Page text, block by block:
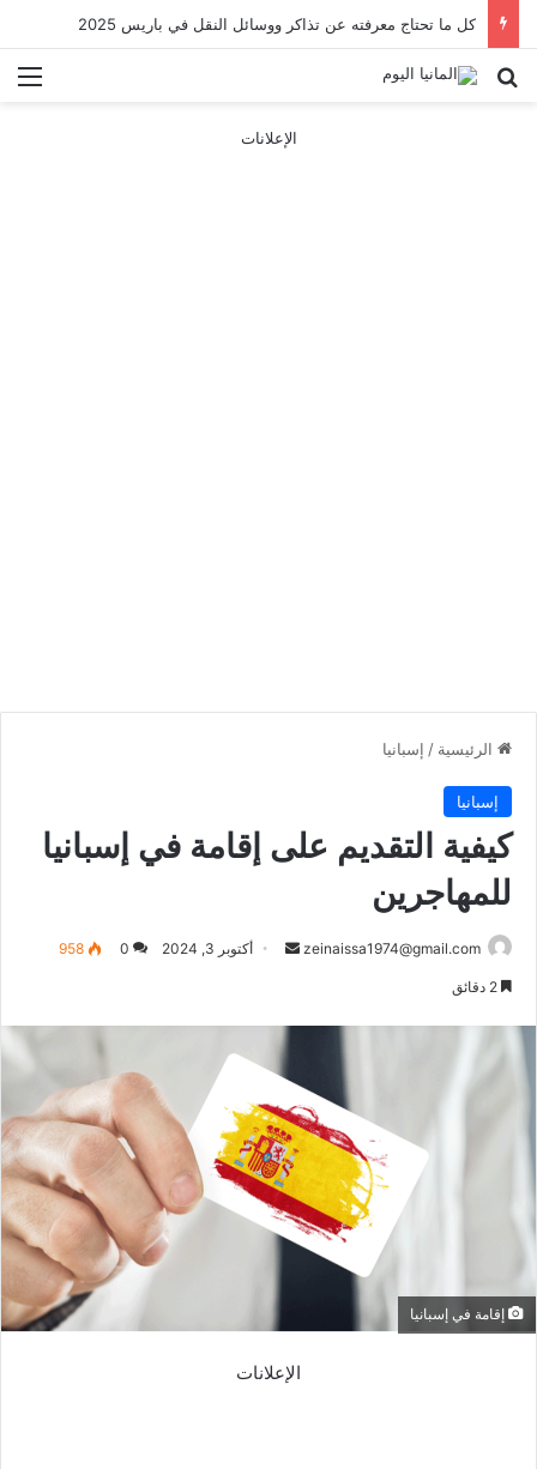
كل ما تحتاج معرفته عن تذاكر ووسائل النقل في باريس 2025
بحث عن
الإعلانات
الرئيسية / إسبانيا
إسبانيا
كيفية التقديم على إقامة في إسبانيا
للمهاجرين
zeinaissa1974@gmail.com
أرسل أكتوبر 3, 2024 0
958
إقامة في إسبانيا
الإعلانات